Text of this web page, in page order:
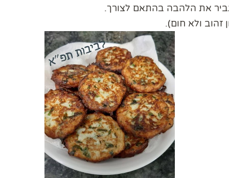
את הלהבה בהתאם לצורך.
זהוב ולא חום).